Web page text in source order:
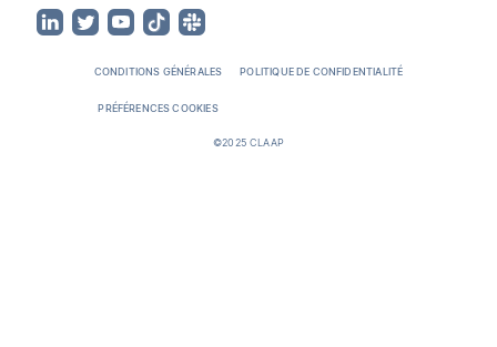
CONDITIONS GÉNÉRALES POLITIQUE DE CONFIDENTIALITÉ
PRÉFÉRENCES COOKIES
©2025 CLAAP